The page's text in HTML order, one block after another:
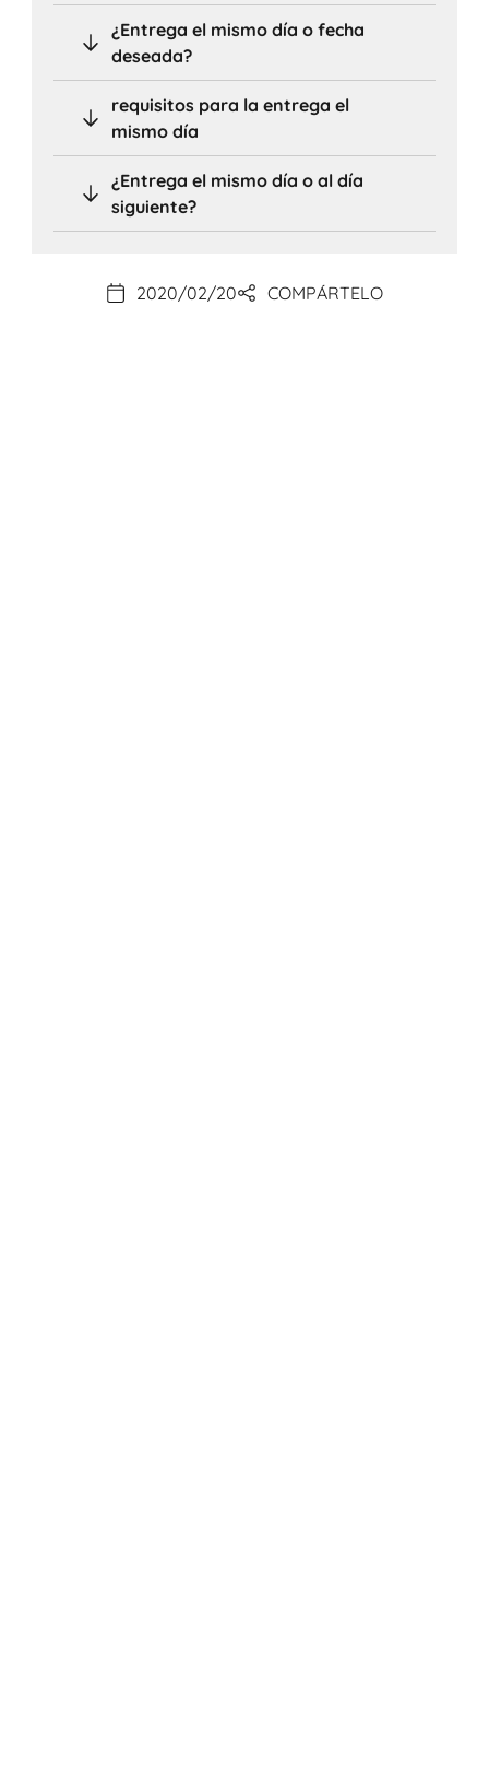
¿Entrega el mismo día o fecha
deseada?
requisitos para la entrega el
mismo día
¿Entrega el mismo día o al día
siguiente?
2020/02/20 COMPÁRTELO